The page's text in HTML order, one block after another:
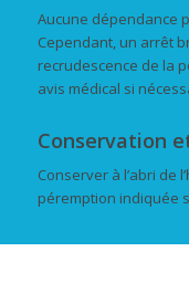
Aucune dépendance
Cependant, un arrêt
recrudescence de la
avis médical si
Conservation
Conserver à l’abri de
péremption indiquée